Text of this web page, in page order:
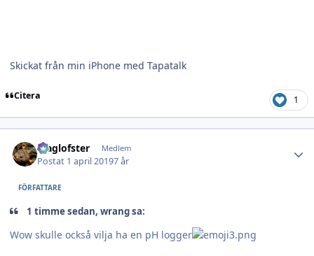
Skickat från min iPhone med Tapatalk
Citera 1
Maglofster Medlem
Postat 1 april 20197 år
FÖRFATTARE
1 timme sedan, wrang sa:
Wow skulle också vilja ha en pH logger